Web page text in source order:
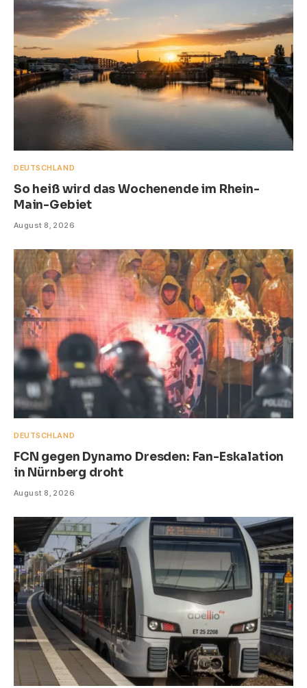
DEUTSCHLAND
So heiß wird das Wochenende im Rhein-
Main-Gebiet
August 8, 2026
DEUTSCHLAND
FCN gegen Dynamo Dresden: Fan-Eskalation
in Nürnberg droht
August 8, 2026